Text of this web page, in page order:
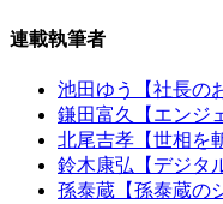
連載執筆者
池田ゆう【社長の
鎌田富久【エンジ
北尾吉孝【世相を
鈴木康弘【デジタ
孫泰蔵【孫泰蔵の